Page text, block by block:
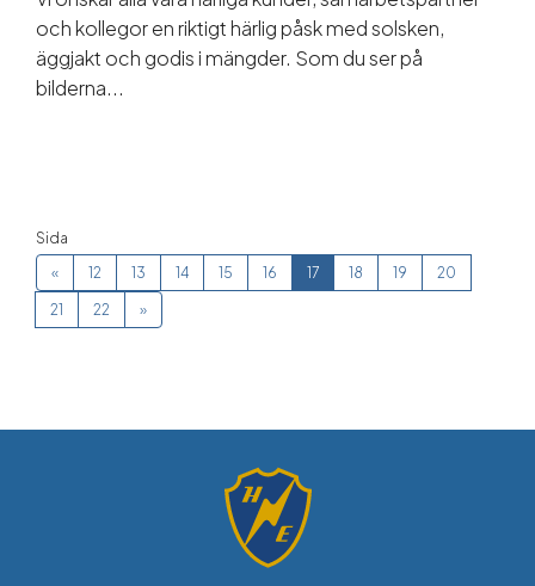
och kollegor en riktigt härlig påsk med solsken,
äggjakt och godis i mängder. Som du ser på
bilderna...
Sida
«
12 13 14 15 16 17 18 19 20
21 22 »